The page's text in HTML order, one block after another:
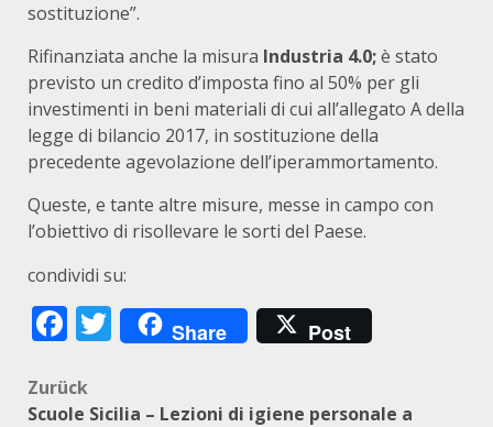
sostituzione”.
Rifinanziata anche la misura Industria 4.0;è stato
previsto un credito d’imposta fino al 50% per gli
investimenti in beni materiali di cui all’allegato A della
legge di bilancio 2017, in sostituzione della
precedente agevolazione dell’iperammortamento.
Queste, e tante altre misure, messe in campo con
l’obiettivo di risollevare le sorti del Paese.
condividi su:
Facebook
Twitter
Share Post
Beitragsnavigation
Zurück
Scuole Sicilia – Lezioni di igiene personale a